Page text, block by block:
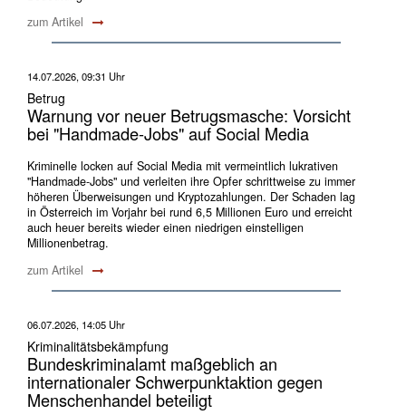
zum Artikel
14.07.2026, 09:31 Uhr
Betrug
Warnung vor neuer Betrugsmasche: Vorsicht
bei "Handmade-Jobs" auf Social Media
Kriminelle locken auf Social Media mit vermeintlich lukrativen
"Handmade-Jobs" und verleiten ihre Opfer schrittweise zu immer
höheren Überweisungen und Kryptozahlungen. Der Schaden lag
in Österreich im Vorjahr bei rund 6,5 Millionen Euro und erreicht
auch heuer bereits wieder einen niedrigen einstelligen
Millionenbetrag.
zum Artikel
06.07.2026, 14:05 Uhr
Kriminalitätsbekämpfung
Bundeskriminalamt maßgeblich an
internationaler Schwerpunktaktion gegen
Menschenhandel beteiligt